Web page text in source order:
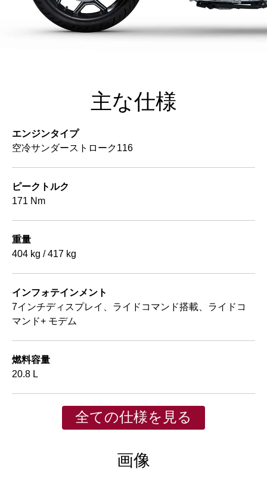
主な仕様
エンジンタイプ
空冷サンダーストローク116
ピークトルク
171 Nm
重量
404 kg / 417 kg
インフォテインメント
7インチディスプレイ、ライドコマンド搭載、ライドコ
マンド+ モデム
燃料容量
20.8 L
全ての仕様を見る
画像